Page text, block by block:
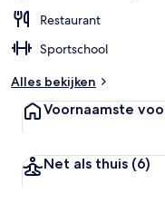
Restaurant
Sportschool
Alles bekijken
Voornaamste
Net als thuis (6)